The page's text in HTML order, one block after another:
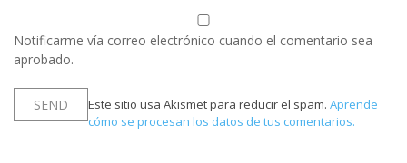
Notificarme vía correo electrónico cuando el comentario sea
aprobado.
Este sitio usa Akismet para reducir el spam. Aprende
cómo se procesan los datos de tus comentarios.